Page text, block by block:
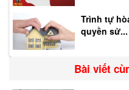
Trình tự
quyền sử...
Bài viết